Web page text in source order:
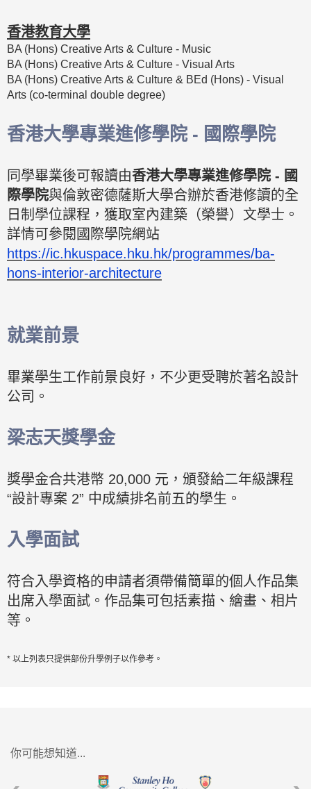
香港教育大學
BA (Hons) Creative Arts & Culture - Music
BA (Hons) Creative Arts & Culture - Visual Arts
BA (Hons) Creative Arts & Culture & BEd (Hons) - Visual
Arts (co-terminal double degree)
香港大學專業進修學院 - 國際學院
同學畢業後可報讀由香港大學專業進修學院 - 國
際學院與倫敦密德薩斯大學合辦於香港修讀的全
日制學位課程，獲取室內建築（榮譽）文學士。
詳情可參閱國際學院網站
https://ic.hkuspace.hku.hk/programmes/ba-
hons-interior-architecture
就業前景
畢業學生工作前景良好，不少更受聘於著名設計
公司。
梁志天獎學金
獎學金合共港幣 20,000 元，頒發給二年級課程
“設計專案 2” 中成績排名前五的學生。
入學面試
符合入學資格的申請者須帶備簡單的個人作品集
出席入學面試。作品集可包括素描、繪畫、相片
等。
* 以上列表只提供部份升學例子以作參考。
你可能想知道...